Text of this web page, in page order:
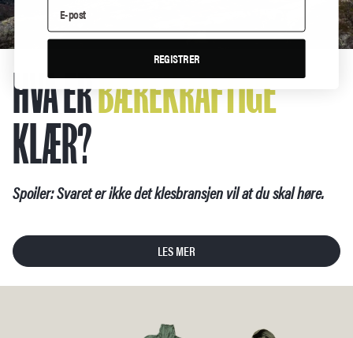
HVA ERBÆREKRAFTIGE
KLÆR?
Spoiler: Svaret er ikke det klesbransjen vil at du skal høre.
LES MER
REGISTRER